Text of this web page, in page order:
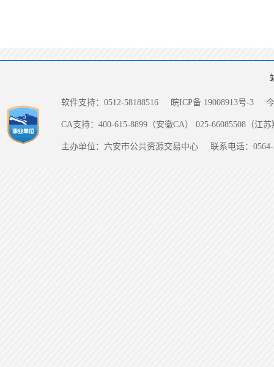
软件支持：0512-58188516 皖ICP备 19008913号-3
CA支持：400-615-8899（安徽CA） 025-66085508（江
主办单位：六安市公共资源交易中心 联系电话：0564-